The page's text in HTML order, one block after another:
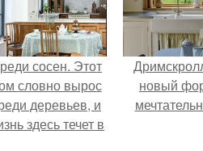
сосен. Этот
словно вырос
деревьев, и
здесь течет в
новый